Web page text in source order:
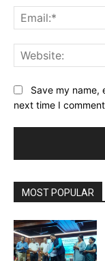
Save my name,
next time I
MOST POPULAR